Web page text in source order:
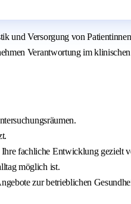
Versorgung von
Verantwortung im
fachliche Entwicklung gezielt
möglich ist.
zur betrieblichen